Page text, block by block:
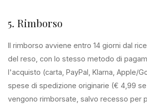
5. Rimborso
Il rimborso avviene entro 14 giorni dal
del reso, con lo stesso metodo di
l'acquisto (carta, PayPal, Klarna, Apple/
spese di spedizione originarie (€ 4,99
vengono rimborsate, salvo recesso per